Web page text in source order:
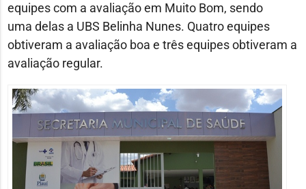
equipes com a avaliação em Muito Bom, sendo
uma delas a UBS Belinha Nunes. Quatro equipes
obtiveram a avaliação boa e três equipes obtiveram a
avaliação regular.